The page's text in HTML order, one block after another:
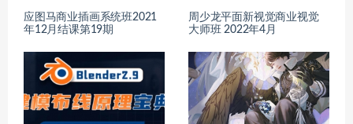
应图马商业插画系统班2021
年12月结课第19期
周少龙平面新视觉商业视觉
大师班 2022年4月